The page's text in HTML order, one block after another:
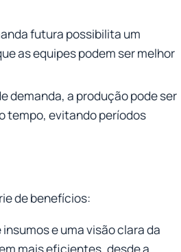
futura possibilita um
as equipes podem ser melhor
demanda, a produção pode ser
tempo, evitando períodos
de benefícios:
e uma visão clara da
mais eficientes, desde a